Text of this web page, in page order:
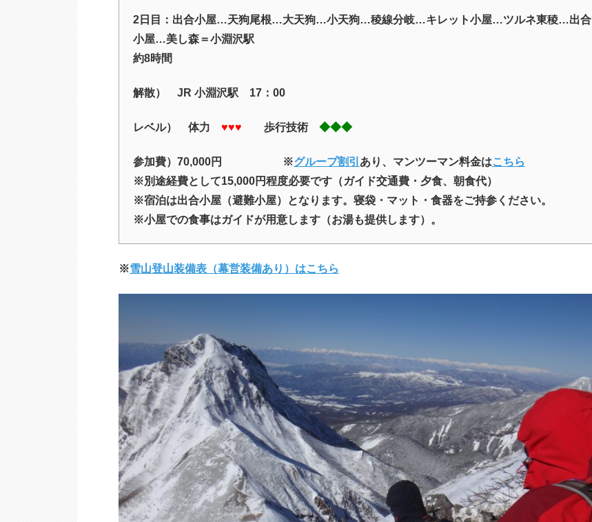
2日目：出合小屋…天狗尾根…大天狗…小天狗…稜線分岐…キレット小屋…ツルネ東稜…出合
小屋…美し森＝小淵沢駅
約8時間
解散） JR 小淵沢駅 17：00
レベル） 体力 ♥♥♥ 歩行技術 ◆◆◆
参加費）70,000円 ※グループ割引 あり、マンツーマン料金はこちら
※別途経費として15,000円程度必要です（ガイド交通費・夕食、朝食代）
※宿泊は出合小屋（避難小屋）となります。寝袋・マット・食器をご持参ください。
※小屋での食事はガイドが用意します（お湯も提供します）。
※雪山登山装備表（幕営装備あり）はこちら